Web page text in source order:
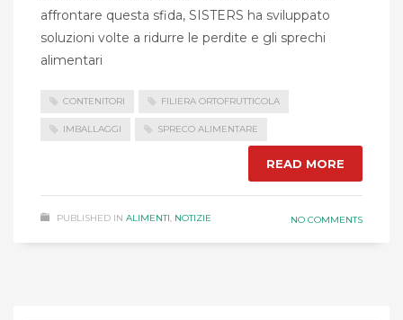
affrontare questa sfida, SISTERS ha sviluppato
soluzioni volte a ridurre le perdite e gli sprechi
alimentari
CONTENITORI FILIERA ORTOFRUTTICOLA
IMBALLAGGI SPRECO ALIMENTARE
READ MORE
PUBLISHED IN ALIMENTI, NOTIZIE NO COMMENTS